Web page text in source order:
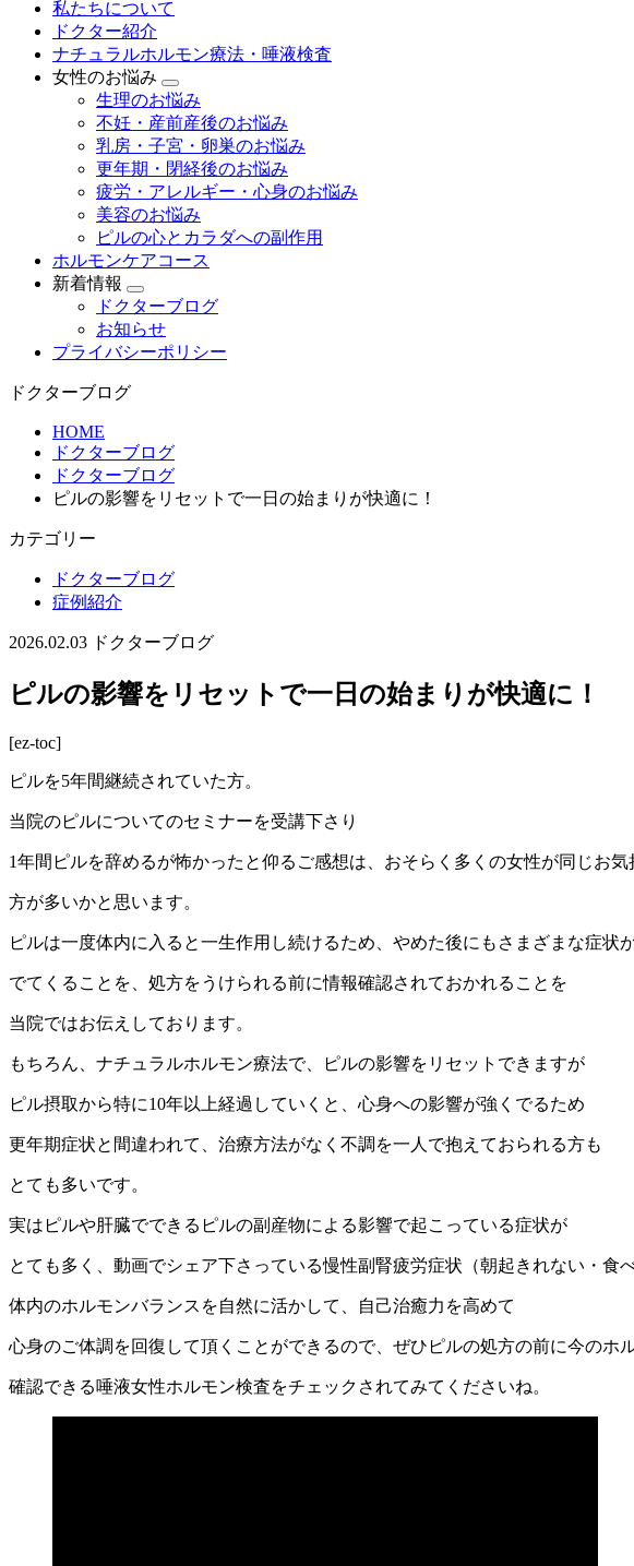
私たちについて
ドクター紹介
ナチュラルホルモン療法・唾液検査
女性のお悩み
生理のお悩み
不妊・産前産後のお悩み
乳房・子宮・卵巣のお悩み
更年期・閉経後のお悩み
疲労・アレルギー・心身のお悩み
美容のお悩み
ピルの心とカラダへの副作用
ホルモンケアコース
新着情報
ドクターブログ
お知らせ
プライバシーポリシー
ドクターブログ
HOME
ドクターブログ
ドクターブログ
ピルの影響をリセットで一日の始まりが快適に！
カテゴリー
ドクターブログ
症例紹介
2026.02.03 ドクターブログ
ピルの影響をリセットで一日の始まりが快適に！
[ez-toc]
ピルを5年間継続されていた方。
当院のピルについてのセミナーを受講下さり
1年間ピルを辞めるが怖かったと仰るご感想は、おそらく多くの女性が同じお気
方が多いかと思います。
ピルは一度体内に入ると一生作用し続けるため、やめた後にもさまざまな症状
でてくることを、処方をうけられる前に情報確認されておかれることを
当院ではお伝えしております。
もちろん、ナチュラルホルモン療法で、ピルの影響をリセットできますが
ピル摂取から特に10年以上経過していくと、心身への影響が強くでるため
更年期症状と間違われて、治療方法がなく不調を一人で抱えておられる方も
とても多いです。
実はピルや肝臓でできるピルの副産物による影響で起こっている症状が
とても多く、動画でシェア下さっている慢性副腎疲労症状（朝起きれない・
体内のホルモンバランスを自然に活かして、自己治癒力を高めて
心身のご体調を回復して頂くことができるので、ぜひピルの処方の前に今のホ
確認できる唾液女性ホルモン検査をチェックされてみてくださいね。